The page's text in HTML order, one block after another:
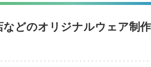
などのオリジナルウェア制